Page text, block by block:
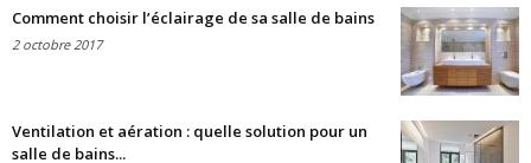
Comment choisir l’éclairage de sa salle de bains
2 octobre 2017
Ventilation et aération : quelle solution pour un
salle de bains...